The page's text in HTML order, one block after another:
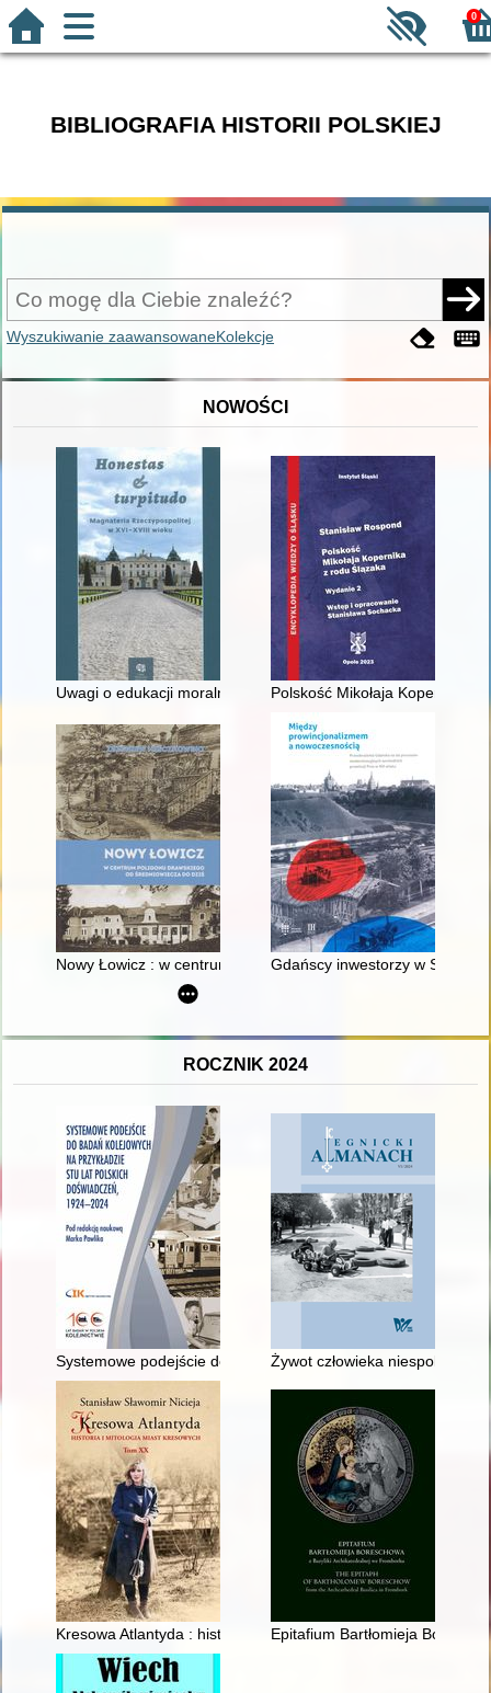
0
BIBLIOGRAFIA HISTORII POLSKIEJ
Wyszukiwanie zaawansowaneKolekcje
NOWOŚCI
Uwagi o edukacji moralnej synów szlacheckich w XVI-
Polskość Mikołaja Kopernika z
Nowy Łowicz : w centrum poligonu drawskiego od
Gdańscy inwestorzy w
ROCZNIK 2024
Systemowe podejście do badań kolejowych na przykładzie
Żywot człowieka
Kresowa Atlantyda : historia i mitologia miast kresowych. T. 20,
Epitafium Bartłomieja